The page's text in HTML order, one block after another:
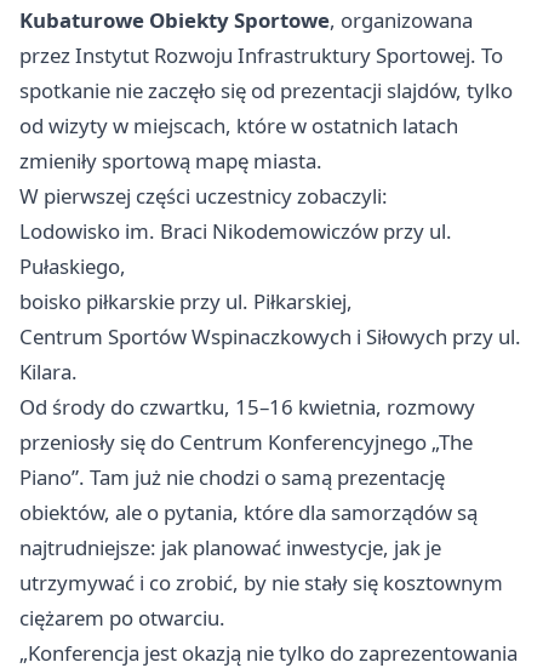
Kubaturowe Obiekty Sportowe, organizowana
przez Instytut Rozwoju Infrastruktury Sportowej. To
spotkanie nie zaczęło się od prezentacji slajdów, tylko
od wizyty w miejscach, które w ostatnich latach
zmieniły sportową mapę miasta.
W pierwszej części uczestnicy zobaczyli:
Lodowisko im. Braci Nikodemowiczów przy ul.
Pułaskiego,
boisko piłkarskie przy ul. Piłkarskiej,
Centrum Sportów Wspinaczkowych i Siłowych przy ul.
Kilara.
Od środy do czwartku, 15–16 kwietnia, rozmowy
przeniosły się do Centrum Konferencyjnego „The
Piano”. Tam już nie chodzi o samą prezentację
obiektów, ale o pytania, które dla samorządów są
najtrudniejsze: jak planować inwestycje, jak je
utrzymywać i co zrobić, by nie stały się kosztownym
ciężarem po otwarciu.
„Konferencja jest okazją nie tylko do zaprezentowania